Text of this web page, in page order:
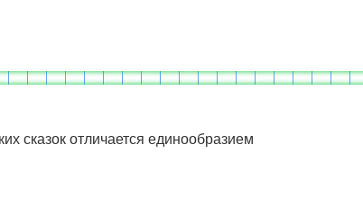
сказок отличается единообразием